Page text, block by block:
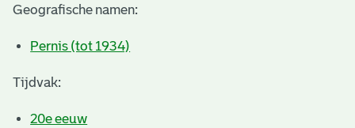
Geografische namen:
Pernis (tot 1934)
Tijdvak:
20e eeuw